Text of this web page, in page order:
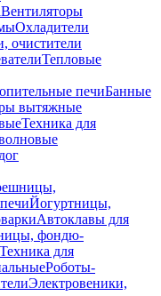
Вентиляторы
Охладители
очистители
Тепловые
печиБанные
вытяжные
Техника для
Йогуртницы,
Автоклавы для
фондю-
Техника для
Роботы-
Электровеники,